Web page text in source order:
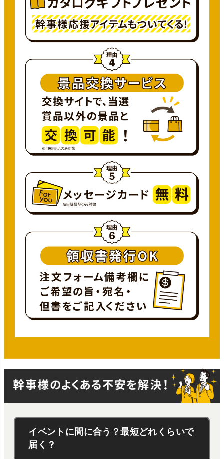
イベントに間に合う？最短どれくらいで
届く？